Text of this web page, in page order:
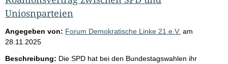
Uniosnparteien
Angegeben von: Forum Demokratische Linke 21 e.V. am
28.11.2025
Beschreibung: Die SPD hat bei den Bundestagswahlen ihr